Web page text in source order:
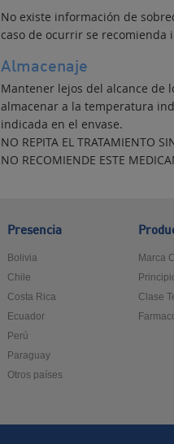
No existe información de
caso de ocurrir se
Almacenaje
Mantener lejos del alcance de
almacenar a la temperatura
indicada en el envase.
NO REPITA EL TRATAMIENTO
NO RECOMIENDE ESTE
Presencia
Bolivia
Chile
Costa Rica
Ecuador
Perú
Paraguay
Otros países
Marca
Clase